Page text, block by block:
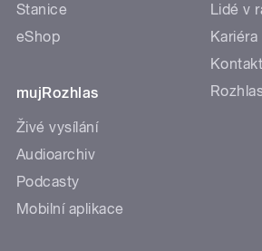
Stanice
eShop
mujRozhlas
Živé vysílání
Audioarchiv
Podcasty
Mobilní aplikace
Lidé v
Kariéra
Kontakt